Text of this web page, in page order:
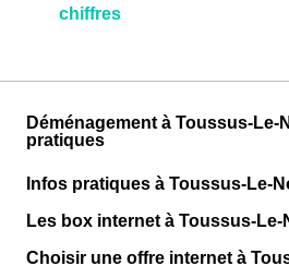
chiffres
Déménagement à Toussus-
pratiques
Infos pratiques à Toussus-Le-
Les box internet à Toussus-Le-
Choisir une offre internet à